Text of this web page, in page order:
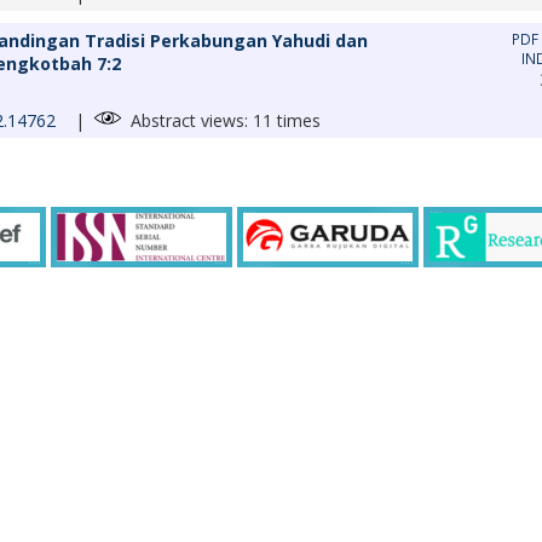
Tradisi Perkabungan Yahudi dan
7:2
| Abstract views: 11 times